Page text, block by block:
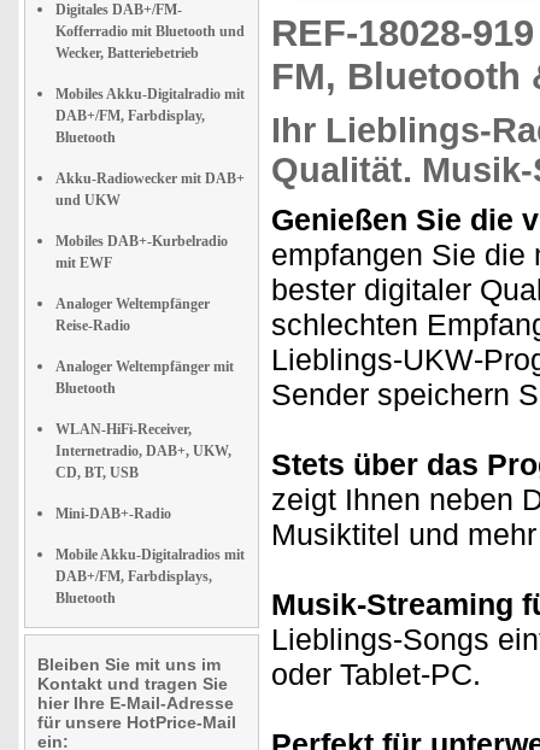
Digitales DAB+/FM-
Kofferradio mit Bluetooth und
Wecker, Batteriebetrieb
Mobiles Akku-Digitalradio mit
DAB+/FM, Farbdisplay,
Bluetooth
Akku-Radiowecker mit DAB+
und UKW
Mobiles DAB+-Kurbelradio
mit EWF
Analoger Weltempfänger
Reise-Radio
Analoger Weltempfänger mit
Bluetooth
WLAN-HiFi-Receiver,
Internetradio, DAB+, UKW,
CD, BT, USB
Mini-DAB+-Radio
Mobile Akku-Digitalradios mit
DAB+/FM, Farbdisplays,
Bluetooth
Bleiben Sie mit uns im
Kontakt und tragen Sie
hier Ihre E-Mail-Adresse
für unsere HotPrice-Mail
ein:
REF-18028-
FM, Bluetooth
Ihr Lieblings-
Qualität.
Genießen Sie die
empfangen Sie die
bester digitaler
schlechten
Lieblings-UKW-
Sender speichern
Stets über das
zeigt Ihnen neben
Musiktitel und
Musik-Streaming
Lieblings-Songs
oder Tablet-PC.